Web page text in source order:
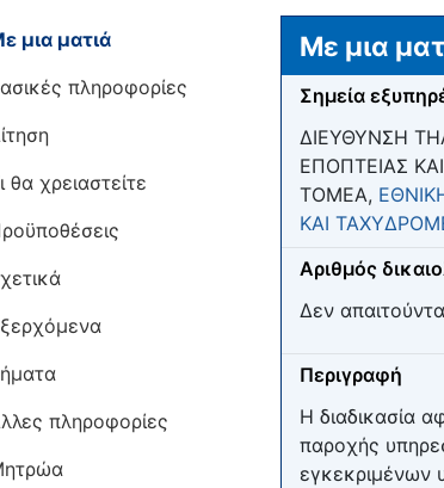
σε: πλοήγηση
μια ματιά
πληροφορίες
θα χρειαστείτε
πληροφορίες
Με μια
Σημεία
ΔΙΕΥΘΥΝΣΗ
ΕΠΟΠΤΕΙΑΣ
ΤΟΜΕΑ,
ΚΑΙ
Αριθμός
Δεν
Περιγραφή
Η διαδικασία
παροχής
εγκεκριμένων